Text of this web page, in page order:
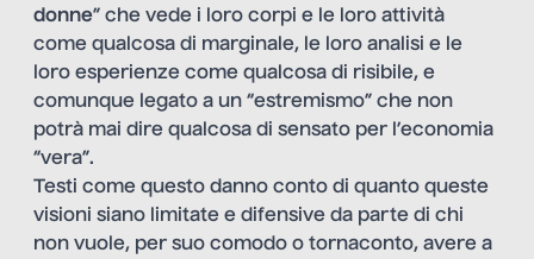
donne” che vede i loro corpi e le loro attività
come qualcosa di marginale, le loro analisi e le
loro esperienze come qualcosa di risibile, e
comunque legato a un “estremismo” che non
potrà mai dire qualcosa di sensato per l’economia
“vera”.
Testi come questo danno conto di quanto queste
visioni siano limitate e difensive da parte di chi
non vuole, per suo comodo o tornaconto, avere a